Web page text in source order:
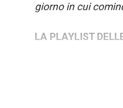
giorno in cui
LA PLAYLIST